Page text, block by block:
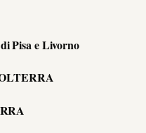
Pisa e Livorno